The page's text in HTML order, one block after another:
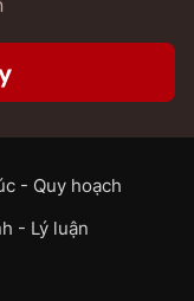
- Quy hoạch
- Lý luận